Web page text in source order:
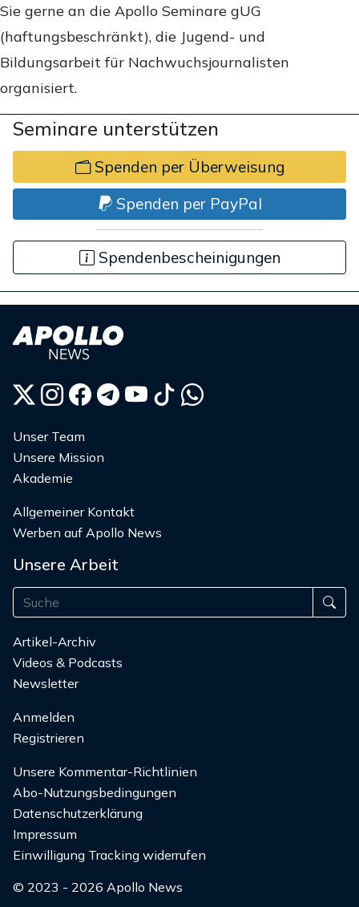
Sie gerne an die Apollo Seminare gUG
(haftungsbeschränkt), die Jugend- und
Bildungsarbeit für Nachwuchsjournalisten
organisiert.
Seminare unterstützen
Spenden per Überweisung
Spenden per PayPal
Spendenbescheinigungen
Unser Team
Unsere Mission
Akademie
Allgemeiner Kontakt
Werben auf Apollo News
Unsere Arbeit
Artikel-Archiv
Videos & Podcasts
Newsletter
Anmelden
Registrieren
Unsere Kommentar-Richtlinien
Abo-Nutzungsbedingungen
Datenschutzerklärung
Impressum
Einwilligung Tracking widerrufen
© 2023 - 2026 Apollo News